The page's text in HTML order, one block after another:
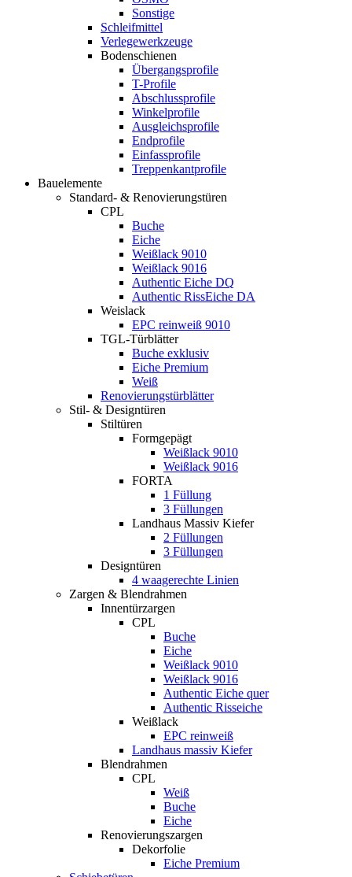
Sonstige
Schleifmittel
Verlegewerkzeuge
Bodenschienen
Übergangsprofile
T-Profile
Abschlussprofile
Winkelprofile
Ausgleichsprofile
Endprofile
Einfassprofile
Treppenkantprofile
Bauelemente
Standard- & Renovierungstüren
CPL
Buche
Eiche
Weißlack 9010
Weißlack 9016
Authentic Eiche DQ
Authentic RissEiche DA
Weislack
EPC reinweiß 9010
TGL-Türblätter
Buche exklusiv
Eiche Premium
Weiß
Renovierungstürblätter
Stil- & Designtüren
Stiltüren
Formgepägt
Weißlack 9010
Weißlack 9016
FORTA
1 Füllung
3 Füllungen
Landhaus Massiv Kiefer
2 Füllungen
3 Füllungen
Designtüren
4 waagerechte Linien
Zargen & Blendrahmen
Innentürzargen
CPL
Buche
Eiche
Weißlack 9010
Weißlack 9016
Authentic Eiche quer
Authentic Risseiche
Weißlack
EPC reinweiß
Landhaus massiv Kiefer
Blendrahmen
CPL
Weiß
Buche
Eiche
Renovierungszargen
Dekorfolie
Eiche Premium